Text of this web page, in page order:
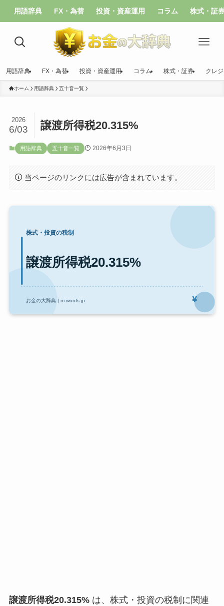
用語辞典 FX・為替 投資・資産運用 コラム 株式・証
用語辞典 FX・為替 投資・資産運用 コラム 株式・証券 クレ
ホーム 用語辞典 五十音一覧
譲渡所得税20.315%
2026
6/03
用語辞典 五十音一覧 2026年6月3日
当ページのリンクには広告が含まれています。
譲渡所得税20.315%は、株式・投資の税制に関連